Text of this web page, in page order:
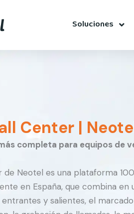
Soluciones
Center |
completa para equipos de
Neotel es una plataforma
en España, que combina en
y salientes, el